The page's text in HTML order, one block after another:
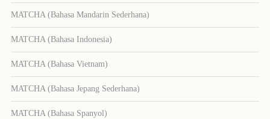
MATCHA (Bahasa Mandarin Sederhana)
MATCHA (Bahasa Indonesia)
MATCHA (Bahasa Vietnam)
MATCHA (Bahasa Jepang Sederhana)
MATCHA (Bahasa Spanyol)